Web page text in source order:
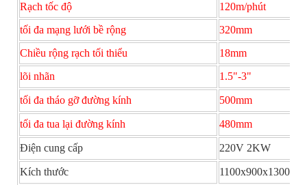
Rạch tốc độ
120m/phút
tối đa mạng lưới bề rộng
320mm
Chiều rộng rạch tối thiểu
18mm
lõi nhãn
1.5"-3"
tối đa tháo gỡ đường kính 500mm
tối đa tua lại đường kính 480mm
Điện cung cấp 220V 2KW
Kích thước 1100x900x1300mm